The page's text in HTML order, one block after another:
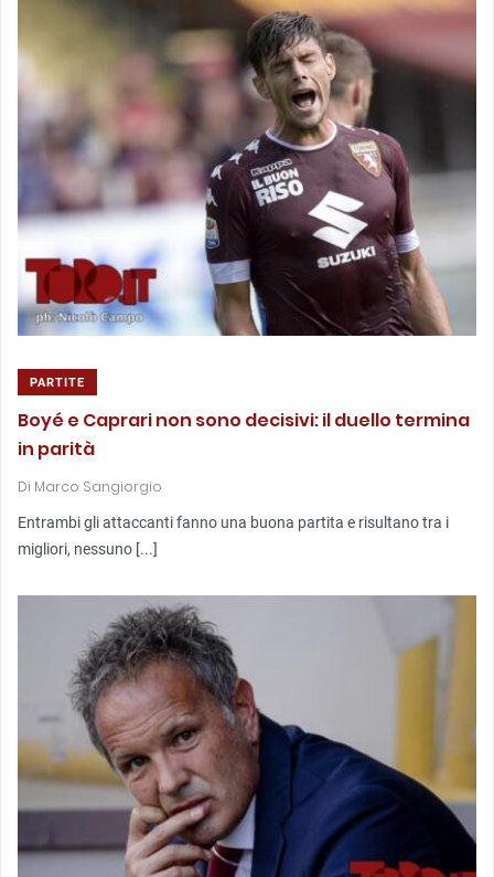
PARTITE
Boyé e Caprari non sono decisivi: il duello termina
in parità
Di Marco Sangiorgio
Entrambi gli attaccanti fanno una buona partita e risultano tra i
migliori, nessuno [...]